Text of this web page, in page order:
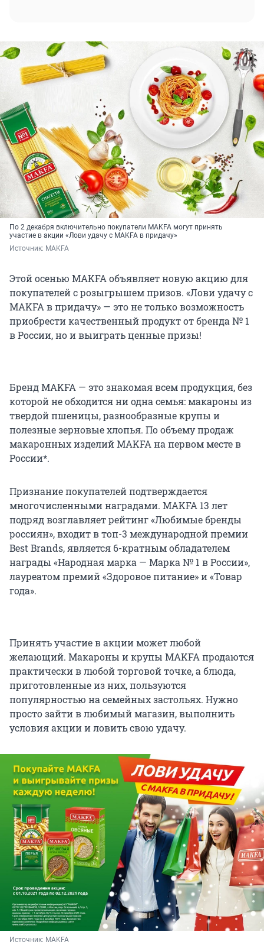
По 2 декабря включительно покупатели MAKFA могут принять
участие в акции «Лови удачу с MAKFA в придачу»
Источник: MAKFA
Этой осенью MAKFA объявляет новую акцию для
покупателей с розыгрышем призов. «Лови удачу с
MAKFA в придачу» — это не только возможность
приобрести качественный продукт от бренда № 1
в России, но и выиграть ценные призы!
Бренд MAKFA — это знакомая всем продукция, без
которой не обходится ни одна семья: макароны из
твердой пшеницы, разнообразные крупы и
полезные зерновые хлопья. По объему продаж
макаронных изделий MAKFA на первом месте в
России*.
Признание покупателей подтверждается
многочисленными наградами. MAKFA 13 лет
подряд возглавляет рейтинг «Любимые бренды
россиян», входит в топ-3 международной премии
Best Brands, является 6-кратным обладателем
награды «Народная марка — Марка № 1 в России»,
лауреатом премий «Здоровое питание» и «Товар
года».
Принять участие в акции может любой
желающий. Макароны и крупы MAKFA продаются
практически в любой торговой точке, а блюда,
приготовленные из них, пользуются
популярностью на семейных застольях. Нужно
просто зайти в любимый магазин, выполнить
условия акции и ловить свою удачу.
Источник: MAKFA